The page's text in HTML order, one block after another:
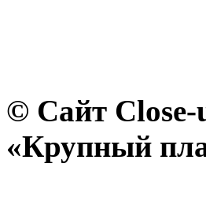
© Сайт
«Крупный